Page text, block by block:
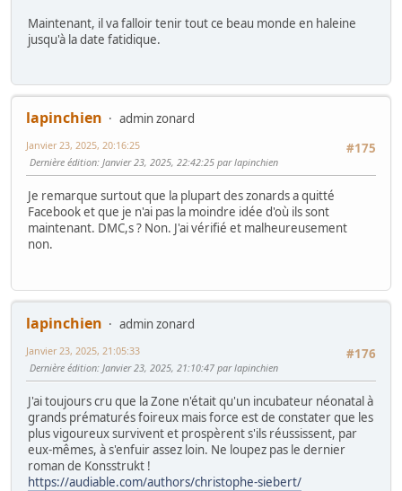
Maintenant, il va falloir tenir tout ce beau monde en haleine
jusqu'à la date fatidique.
lapinchien
admin zonard
#175
Janvier 23, 2025, 20:16:25
Dernière édition: Janvier 23, 2025, 22:42:25 par lapinchien
Je remarque surtout que la plupart des zonards a quitté
Facebook et que je n'ai pas la moindre idée d'où ils sont
maintenant. DMC,s ? Non. J'ai vérifié et malheureusement
non.
lapinchien
admin zonard
#176
Janvier 23, 2025, 21:05:33
Dernière édition: Janvier 23, 2025, 21:10:47 par lapinchien
J'ai toujours cru que la Zone n'était qu'un incubateur néonatal à
grands prématurés foireux mais force est de constater que les
plus vigoureux survivent et prospèrent s'ils réussissent, par
eux-mêmes, à s'enfuir assez loin. Ne loupez pas le dernier
roman de Konsstrukt !
https://audiable.com/authors/christophe-siebert/